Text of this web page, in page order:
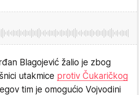
Blagojević žalio je zbog
utakmice protiv Čukaričkog
tim je omogućio Vojvodini